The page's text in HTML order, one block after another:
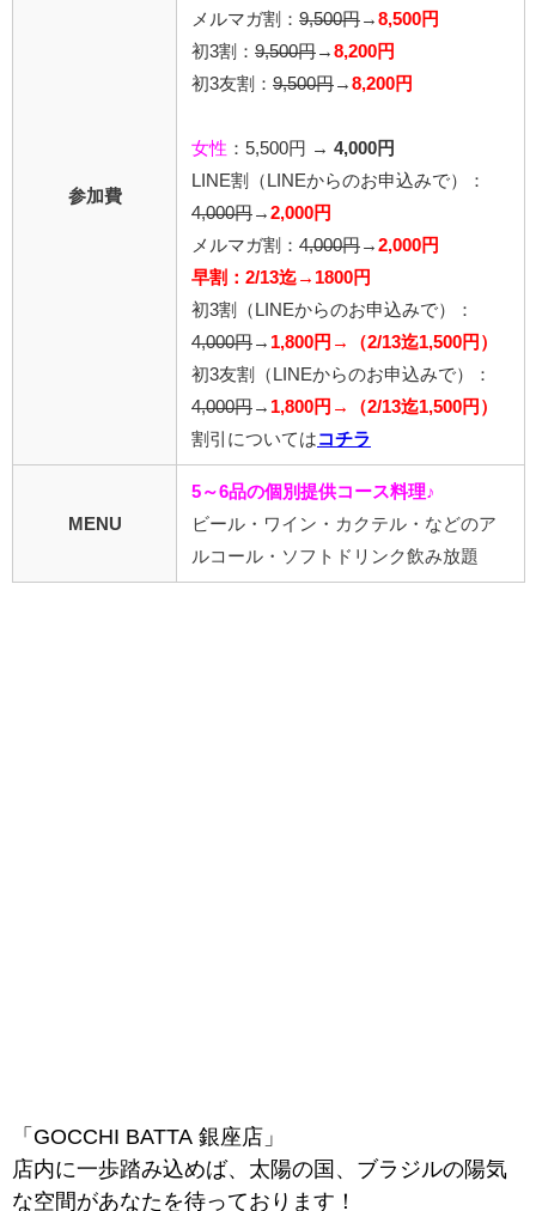
参加費
メルマガ割： 9,500円 → 8,500円
初3割： 9,500円 → 8,200円
初3友割： 9,500円 → 8,200円
女性 ：5,500円 → 4,000円
LINE割
（LINEからのお申込みで）
：
4,000円 → 2,000円
メルマガ割： 4,000円 → 2,000円
早割：2/13迄→1800円
初3割
（LINEからのお申込みで）
：
4,000円 → 1,800円→（2/13迄1,500円）
初3友割
（LINEからのお申込みで）
：
4,000円 → 1,800円→（2/13迄1,500円）
割引については コチラ
MENU
5～6品の個別提供コース料理♪
ビール・ワイン・カクテル・などのア
ルコール・ソフトドリンク飲み放題
「GOCCHI BATTA 銀座店」
店内に一歩踏み込めば、太陽の国、ブラジルの陽気
な空間があなたを待っております！